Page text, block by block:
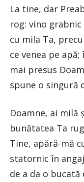
La tine, dar
rog: vino
cu mila Ta,
ce venea pe
mai presus
spune o singură
Doamne, ai milă
bunătatea Ta
Tine, apără-mă
statornic în
de a da o bucată